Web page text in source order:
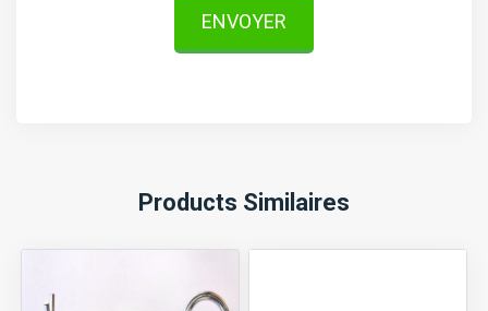
ENVOYER
Products Similaires